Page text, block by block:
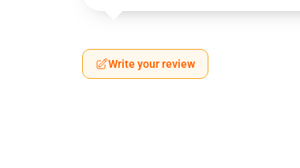
Write your review